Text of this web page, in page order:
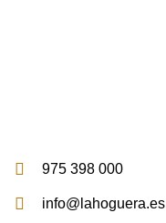
975 398 000
info@lahoguera.es